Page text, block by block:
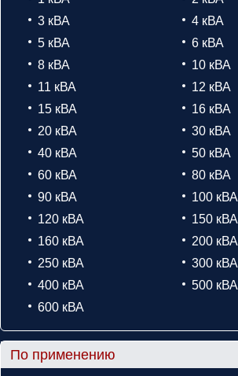
3 кВА
4 кВА
5 кВА
6 кВА
8 кВА
10 кВА
11 кВА
12 кВА
15 кВА
16 кВА
20 кВА
30 кВА
40 кВА
50 кВА
60 кВА
80 кВА
90 кВА
100 кВА
120 кВА
150 кВА
160 кВА
200 кВА
250 кВА
300 кВА
400 кВА
500 кВА
600 кВА
По применению